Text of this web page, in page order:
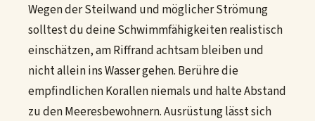
Wegen der Steilwand und möglicher Strömung
solltest du deine Schwimmfähigkeiten realistisch
einschätzen, am Riffrand achtsam bleiben und
nicht allein ins Wasser gehen. Berühre die
empfindlichen Korallen niemals und halte Abstand
zu den Meeresbewohnern. Ausrüstung lässt sich